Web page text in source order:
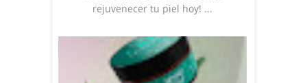
rejuvenecer tu piel hoy! ...